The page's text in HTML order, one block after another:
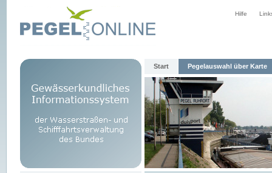
Hilfe
Start Pegelauswahl über Karte